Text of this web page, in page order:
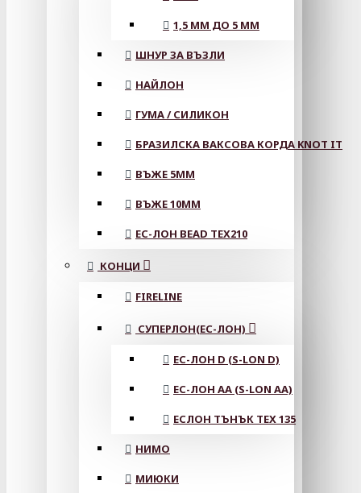
1,5 ММ ДО 5 ММ
ШНУР ЗА ВЪЗЛИ
НАЙЛОН
ГУМА / СИЛИКОН
БРАЗИЛСКА ВАКСОВА КОРДА KNOT IT
ВЪЖЕ 5MM
ВЪЖЕ 10MM
ЕС-ЛОН BEAD TEX210
КОНЦИ
FIRELINE
СУПЕРЛОН(ЕС-ЛОН)
ЕС-ЛОН D (S-LON D)
ЕС-ЛОН АА (S-LON AA)
ЕСЛОН ТЪНЪК TEX 135
НИМО
МИЮКИ